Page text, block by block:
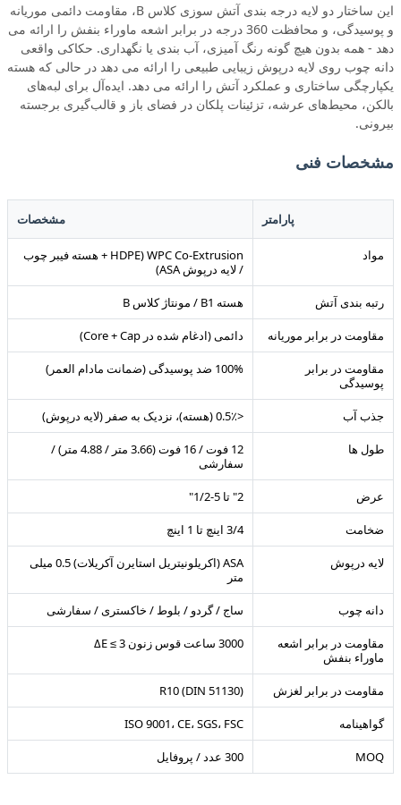
این ساختار دو لایه درجه بندی آتش سوزی کلاس B، مقاومت دائمی موریانه
و پوسیدگی، و محافظت 360 درجه در برابر اشعه ماوراء بنفش را ارائه می
دهد - همه بدون هیچ گونه رنگ آمیزی، آب بندی یا نگهداری. حکاکی واقعی
دانه چوب روی لایه درپوش زیبایی طبیعی را ارائه می دهد در حالی که هسته
یکپارچگی ساختاری و عملکرد آتش را ارائه می دهد. ایده‌آل برای لبه‌های
بالکن، محیط‌های عرشه، تزئینات پلکان در فضای باز و قالب‌گیری برجسته
بیرونی.
مشخصات فنی
پارامتر مشخصات
مواد
WPC Co-Extrusion (HDPE + هسته فیبر چوب
/ لایه درپوش ASA)
رتبه بندی آتش هسته B1 / مونتاژ کلاس B
مقاومت در برابر موریانه دائمی (ادغام شده در Core + Cap)
مقاومت در برابر
پوسیدگی
100% ضد پوسیدگی (ضمانت مادام العمر)
جذب آب <0.5٪ (هسته)، نزدیک به صفر (لایه درپوش)
طول ها
12 فوت / 16 فوت (3.66 متر / 4.88 متر) /
سفارشی
عرض 2" تا 5-1/2"
ضخامت 3/4 اینچ تا 1 اینچ
لایه درپوش
ASA (اکریلونیتریل استایرن آکریلات) 0.5 میلی
متر
دانه چوب ساج / گردو / بلوط / خاکستری / سفارشی
مقاومت در برابر اشعه
ماوراء بنفش
3000 ساعت قوس زنون ΔE ≤ 3
مقاومت در برابر لغزش R10 (DIN 51130)
گواهینامه ISO 9001، CE، SGS، FSC
MOQ 300 عدد / پروفایل